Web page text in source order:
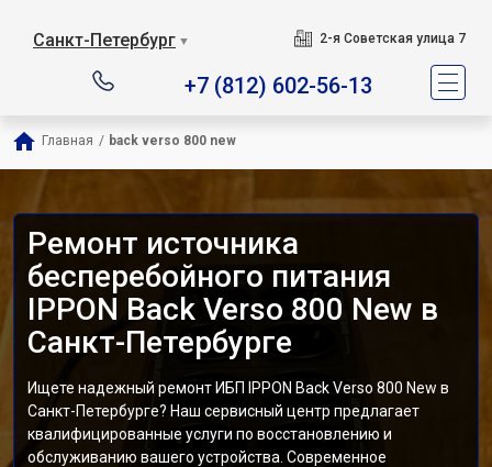
Санкт-Петербург ▼ 2-я Советская улица 7
+7 (812) 602-56-13
Главная / back verso 800 new
Ремонт источника
бесперебойного питания
IPPON Back Verso 800 New в
Санкт-Петербурге
Ищете надежный ремонт ИБП IPPON Back Verso 800 New в
Санкт-Петербурге? Наш сервисный центр предлагает
квалифицированные услуги по восстановлению и
обслуживанию вашего устройства. Современное